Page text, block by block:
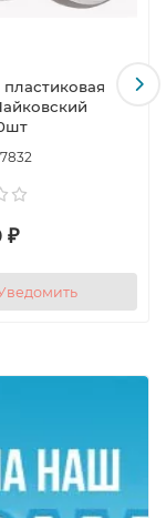
продуктов
каш,
вынос и
₽